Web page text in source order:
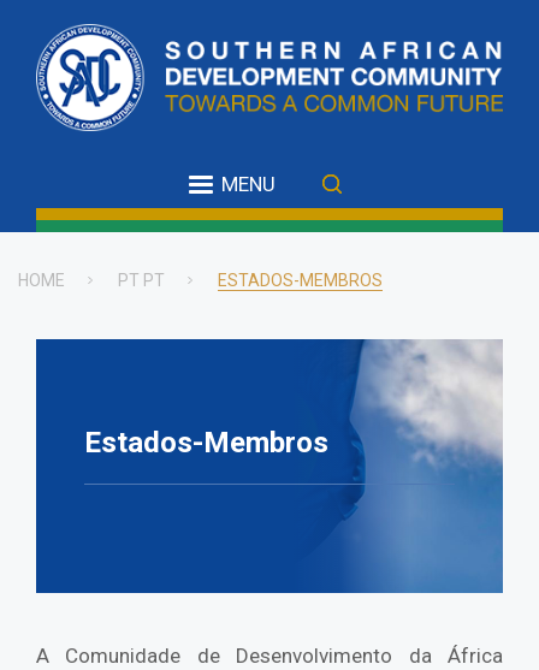
main
content
MENU
HOME PT PT ESTADOS-MEMBROS
Estados-Membros
A Comunidade de Desenvolvimento da África